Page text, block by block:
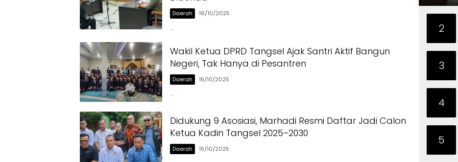
Daerah 16/10/2025
…
Wakil Ketua DPRD Tangsel Ajak Santri Aktif Bangun
Negeri, Tak Hanya di Pesantren
Daerah 15/10/2025
…
Didukung 9 Asosiasi, Marhadi Resmi Daftar Jadi Calon
Ketua Kadin Tangsel 2025–2030
Daerah 15/10/2025
2
3
4
5